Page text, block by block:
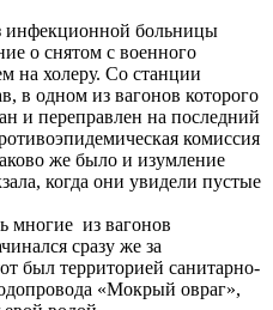
инфекционной больницы
о снятом с военного
на холеру. Со станции
в одном из вагонов которого
и переправлен на последний
комиссия
же было и изумление
когда они увидели пустые
многие из вагонов
сразу же за
был территорией санитарно-
«Мокрый овраг»,